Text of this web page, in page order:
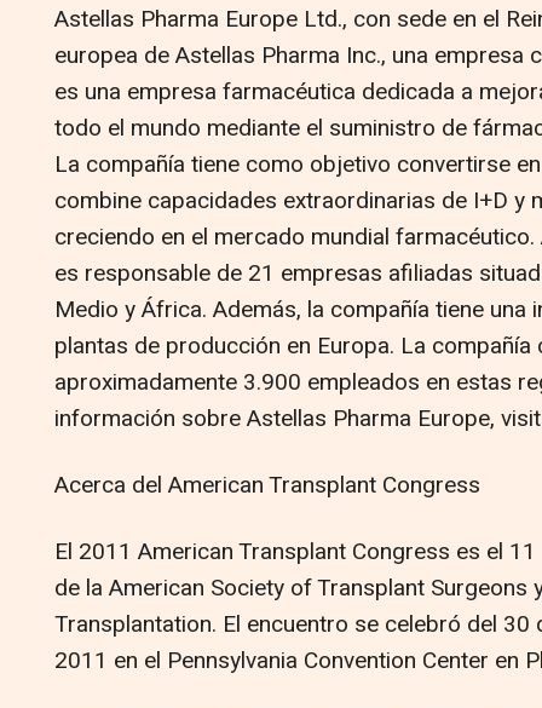
Astellas Pharma Europe Ltd., con sede en el
europea de Astellas Pharma Inc., una empresa
es una empresa farmacéutica dedicada a
todo el mundo mediante el suministro de
La compañía tiene como objetivo convertirse
combine capacidades extraordinarias de I+D y
creciendo en el mercado mundial
es responsable de 21 empresas afiliadas
Medio y África. Además, la compañía tiene una
plantas de producción en Europa. La compañía
aproximadamente 3.900 empleados en estas
información sobre Astellas Pharma Europe,
Acerca del American Transplant Congress
El 2011 American Transplant Congress es el
de la American Society of Transplant Surgeons
Transplantation. El encuentro se celebró del 30
2011 en el Pennsylvania Convention Center en